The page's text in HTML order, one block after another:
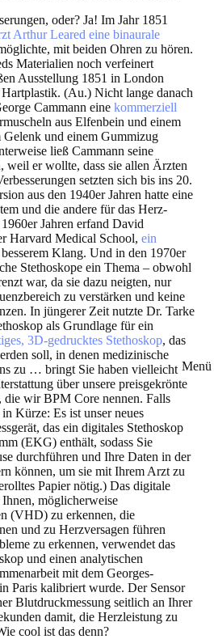
Menü
oder? Ja! Im Jahr 1851
Arthur Leared eine binaurale
mit beiden Ohren zu hören.
Materialien noch verfeinert
Ausstellung 1851 in London
(Au.) Nicht lange danach
Cammann eine kommerziell
aus Elfenbein und einem
und einem Gummizug
ließ Cammann seine
weil er wollte, dass sie allen Ärzten
setzten sich bis ins 20.
aus den 1940er Jahren hatte eine
und die andere für das Herz-
Jahren erfand David
Harvard Medical School, ein
Klang. Und in den 1970er
Stethoskope ein Thema – obwohl
war, da sie dazu neigten, nur
zu verstärken und keine
In jüngerer Zeit nutzte Dr. Tarke
als Grundlage für ein
3D-gedrucktes Stethoskop, das
soll, in denen medizinische
zu … bringt Sie haben vielleicht
über unsere preisgekrönte
die wir BPM Core nennen. Falls
Kürze: Es ist unser neues
das ein digitales Stethoskop
(EKG) enthält, sodass Sie
durchführen und Ihre Daten in der
können, um sie mit Ihrem Arzt zu
Papier nötig.) Das digitale
möglicherweise
(VHD) zu erkennen, die
und zu Herzversagen führen
zu erkennen, verwendet das
und einen analytischen
mit dem Georges-
Paris kalibriert wurde. Der Sensor
Blutdruckmessung seitlich an Ihrer
damit, die Herzleistung zu
cool ist das denn?